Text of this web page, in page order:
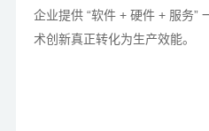
企业提供 “软件 + 硬件 + 服务”
术创新真正转化为生产效能。